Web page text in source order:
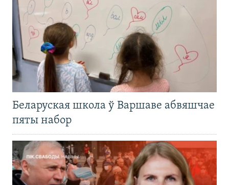
Беларуская школа ў Варшаве абвяшчае
пяты набор